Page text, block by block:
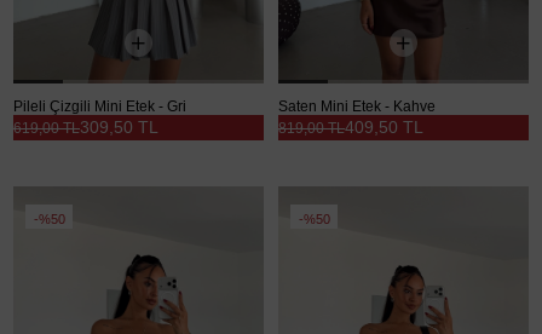
Pileli Çizgili Mini Etek - Gri
309,50 TL
619,00 TL
Saten Mini Etek - Kahve
409,50 TL
819,00 TL
%50 %50